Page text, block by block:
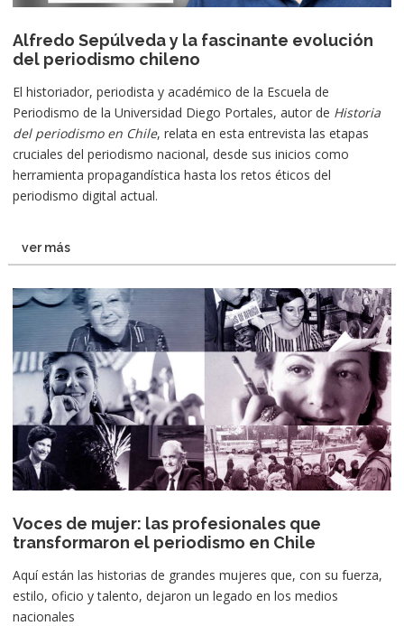
Alfredo Sepúlveda y la fascinante evolución
del periodismo chileno
El historiador, periodista y académico de la Escuela de
Periodismo de la Universidad Diego Portales, autor de Historia
del periodismo en Chile, relata en esta entrevista las etapas
cruciales del periodismo nacional, desde sus inicios como
herramienta propagandística hasta los retos éticos del
periodismo digital actual.
ver más
Voces de mujer: las profesionales que
transformaron el periodismo en Chile
Aquí están las historias de grandes mujeres que, con su fuerza,
estilo, oficio y talento, dejaron un legado en los medios
nacionales